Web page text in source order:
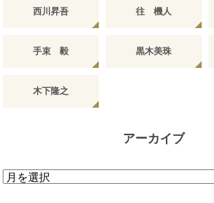
西川昇吾 往 機人
手束 毅 黒木美珠
木下隆之
アーカイブ
ア